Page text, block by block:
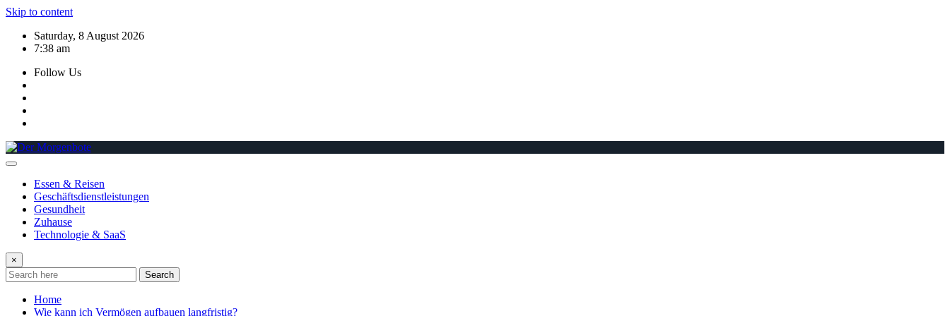
Skip to content
Saturday, 8 August 2026
7:38 am
Follow Us
Essen & Reisen
Geschäftsdienstleistungen
Gesundheit
Zuhause
Technologie & SaaS
×
Search
Home
Wie kann ich Vermögen aufbauen langfristig?